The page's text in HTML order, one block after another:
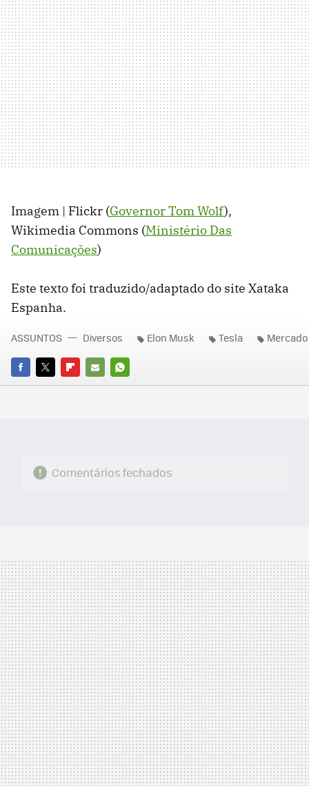
Imagem | Flickr (Governor Tom Wolf),
Wikimedia Commons (Ministério Das
Comunicações)
Este texto foi traduzido/adaptado do site Xataka
Espanha.
FACEBOOK
TWITTERFLIPBOARD
E-
WHATSAPP
ASSUNTOS Diversos Elon Musk Tesla Mercado
Comentários fechados